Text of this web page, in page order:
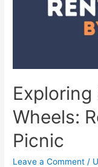
Exploring
Wheels:
Picnic
Leave a Comment /